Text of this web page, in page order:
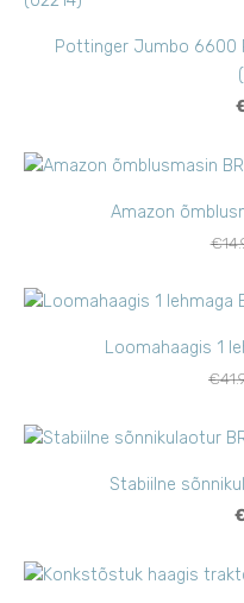
Pottinger Jumbo 6600
Amazon
Loomahaagis 1
Stabiilne